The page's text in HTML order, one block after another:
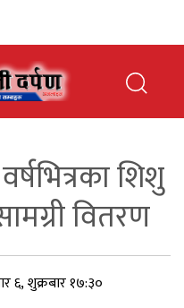
शिशु
वितरण
६, शुक्रबार १७:३०